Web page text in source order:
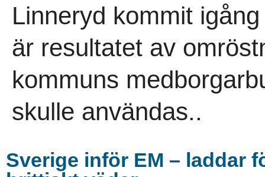
Linneryd kommit
är resultatet av
kommuns
skulle användas..
Sverige inför EM – laddar